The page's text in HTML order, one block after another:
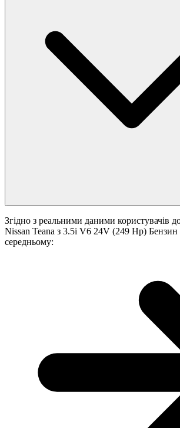
Згідно з реальними даними користувачів
Nissan Teana з 3.5i V6 24V (249 Hp)
середньому: